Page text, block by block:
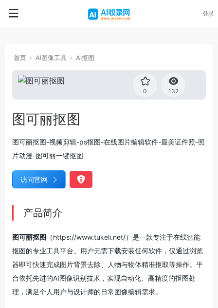
登录
首页 AI图像工具 AI抠图
0 132
图可丽抠图
图可丽抠图-视频剪辑-ps抠图-在线图片编辑软件-最美证件照-照
片动漫-图可丽一键抠图
访问官网
产品简介
图可丽抠图 （https://www.tukeli.net/）是一款专注于在线智能
抠图的专业工具平台。用户无需下载安装任何软件，仅通过浏览
器即可快速完成图片背景去除、人物与物体精准抠取等操作。平
台依托先进的AI图像识别技术，实现自动化、高精度的抠图处
理，满足个人用户与设计师的日常图像编辑需求。